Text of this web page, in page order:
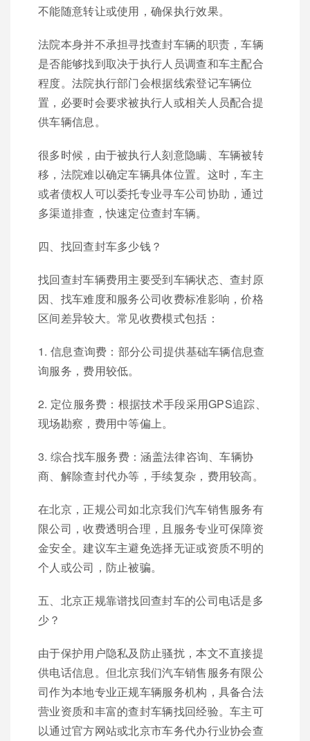
不能随意转让或使用，确保执行效果。
法院本身并不承担寻找查封车辆的职责，车辆
是否能够找到取决于执行人员调查和车主配合
程度。法院执行部门会根据线索登记车辆位
置，必要时会要求被执行人或相关人员配合提
供车辆信息。
很多时候，由于被执行人刻意隐瞒、车辆被转
移，法院难以确定车辆具体位置。这时，车主
或者债权人可以委托专业寻车公司协助，通过
多渠道排查，快速定位查封车辆。
四、找回查封车多少钱？
找回查封车辆费用主要受到车辆状态、查封原
因、找车难度和服务公司收费标准影响，价格
区间差异较大。常见收费模式包括：
1. 信息查询费：部分公司提供基础车辆信息查
询服务，费用较低。
2. 定位服务费：根据技术手段采用GPS追踪、
现场勘察，费用中等偏上。
3. 综合找车服务费：涵盖法律咨询、车辆协
商、解除查封代办等，手续复杂，费用较高。
在北京，正规公司如北京我们汽车销售服务有
限公司，收费透明合理，且服务专业可保障资
金安全。建议车主避免选择无证或资质不明的
个人或公司，防止被骗。
五、北京正规靠谱找回查封车的公司电话是多
少？
由于保护用户隐私及防止骚扰，本文不直接提
供电话信息。但北京我们汽车销售服务有限公
司作为本地专业正规车辆服务机构，具备合法
营业资质和丰富的查封车辆找回经验。车主可
以通过官方网站或北京市车务代办行业协会查